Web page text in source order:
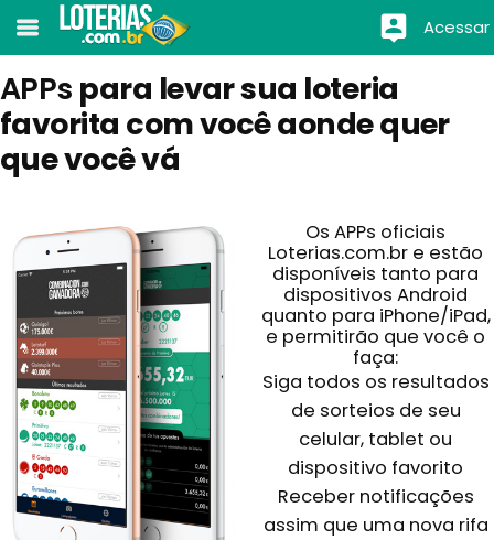
Acessar
APPs para levar sua loteria
favorita com você aonde quer
que você vá
Os APPs oficiais
Loterias.com.br e estão
disponíveis tanto para
dispositivos Android
quanto para iPhone/iPad,
e permitirão que você o
faça:
Siga todos os resultados
de sorteios de seu
celular, tablet ou
dispositivo favorito
Receber notificações
assim que uma nova rifa